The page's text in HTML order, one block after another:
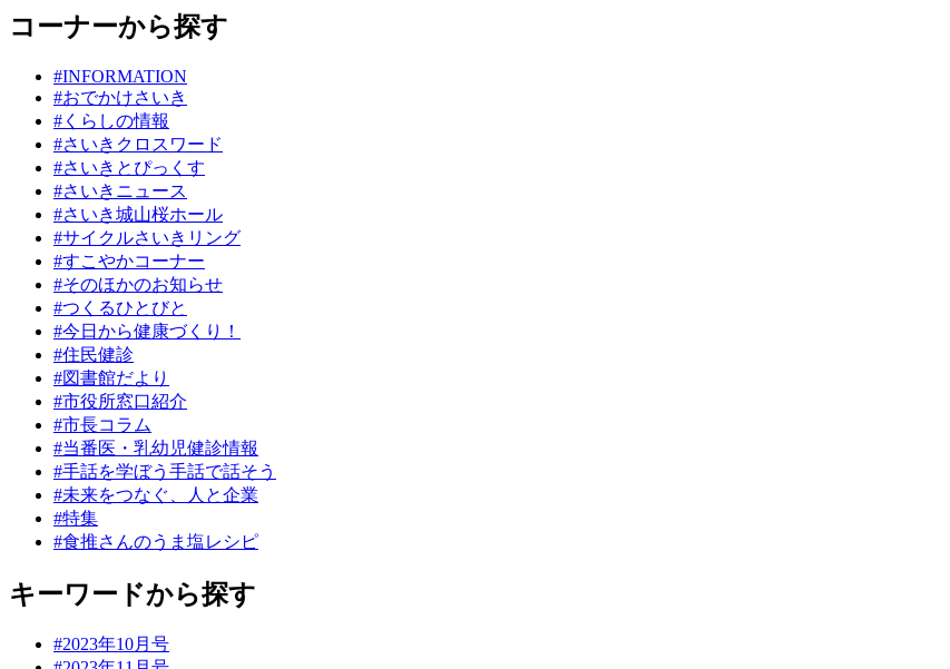
コーナーから探す
#INFORMATION
#おでかけさいき
#くらしの情報
#さいきクロスワード
#さいきとぴっくす
#さいきニュース
#さいき城山桜ホール
#サイクルさいきリング
#すこやかコーナー
#そのほかのお知らせ
#つくるひとびと
#今日から健康づくり！
#住民健診
#図書館だより
#市役所窓口紹介
#市長コラム
#当番医・乳幼児健診情報
#手話を学ぼう手話で話そう
#未来をつなぐ、人と企業
#特集
#食推さんのうま塩レシピ
キーワードから探す
#2023年10月号